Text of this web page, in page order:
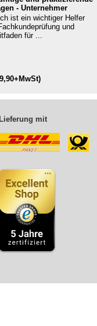
- Unternehmer
ist ein wichtiger Helfer
und
für ...
Lieferung mit